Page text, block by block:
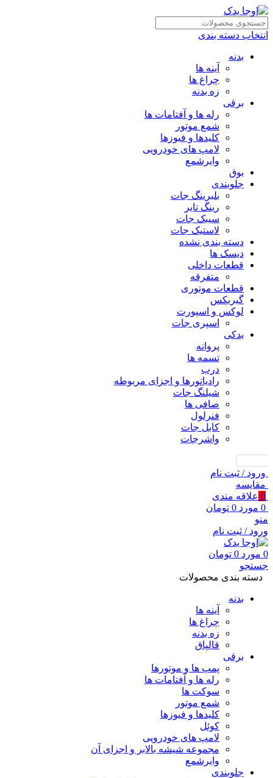
انتخاب دسته بندی
بدنه
آینه ها
چراغ ها
زه بدنه
برقی
رله ها و آفتامات ها
شمع موتور
کلیدها و فیوزها
لامپ های خودرویی
وایرشمع
بوق
جلوبندی
بلبرینگ جات
رینگ تایر
سیبک جات
لاستیک جات
دسته بندی نشده
دیسک ها
قطعات داخلی
متفرقه
قطعات موتوری
گیربکس
لوکس و اسپورت
اسپری جات
یدکی
پروانه
تسمه ها
درب
رادیاتورها و اجزای مربوطه
شیلنگ جات
صافی ها
فنرلول
کابل جات
واشرجات
ورود / ثبت نام
مقايسه
0 علاقه مندی
0 مورد 0 تومان
منو
ورود / ثبت نام
0 مورد 0 تومان
جستجو
دسته بندی محصولات
بدنه
آینه ها
چراغ ها
زه بدنه
قالپاق
برقی
پمپ ها و موتورها
رله ها و آفتامات ها
سوکت ها
شمع موتور
کلیدها و فیوزها
کوئل
لامپ های خودرویی
مجموعه شیشه بالابر و اجزای آن
وایرشمع
جلوبندی